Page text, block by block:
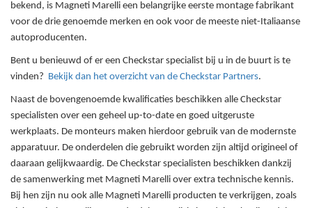
bekend, is Magneti Marelli een belangrijke eerste montage fabrikant
voor de drie genoemde merken en ook voor de meeste niet-Italiaanse
autoproducenten.
Bent u benieuwd of er een Checkstar specialist bij u in de buurt is te
vinden? Bekijk dan het overzicht van de Checkstar Partners.
Naast de bovengenoemde kwalificaties beschikken alle Checkstar
specialisten over een geheel up-to-date en goed uitgeruste
werkplaats. De monteurs maken hierdoor gebruik van de modernste
apparatuur. De onderdelen die gebruikt worden zijn altijd origineel of
daaraan gelijkwaardig. De Checkstar specialisten beschikken dankzij
de samenwerking met Magneti Marelli over extra technische kennis.
Bij hen zijn nu ook alle Magneti Marelli producten te verkrijgen, zoals